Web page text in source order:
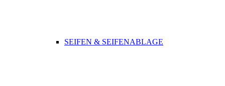
SEIFEN & SEIFENABLAGE